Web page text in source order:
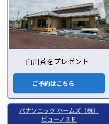
白川茶をプレゼント
ご予約はこちら
パナソニック ホームズ（株）
ビューノ３Ｅ